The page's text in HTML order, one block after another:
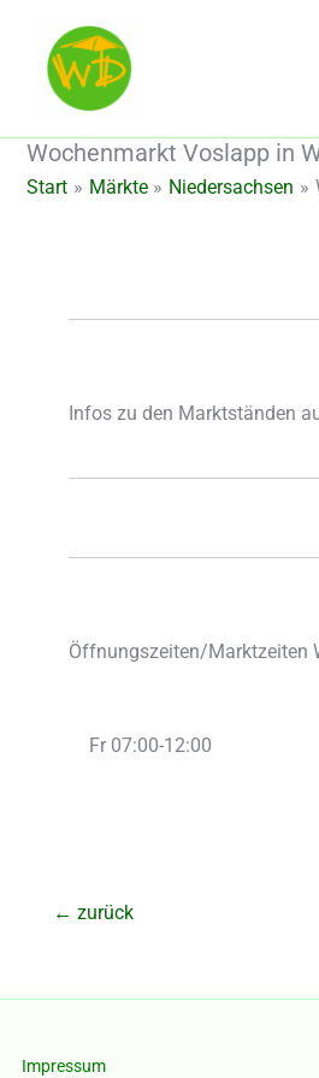
springen
Wochenmarkt Voslapp in
Start Märkte Niedersachsen
Infos zu den Marktständen
Öffnungszeiten/Marktzeiten
Fr 07:00-12:00
← zurück
Impressum